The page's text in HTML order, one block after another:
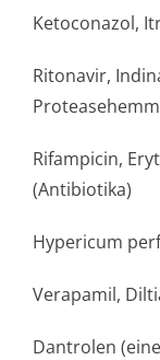
Ketoconazol,
Ritonavir,
Rifampicin,
(Antibiotika)
Hypericum
Verapamil,
Dantrolen